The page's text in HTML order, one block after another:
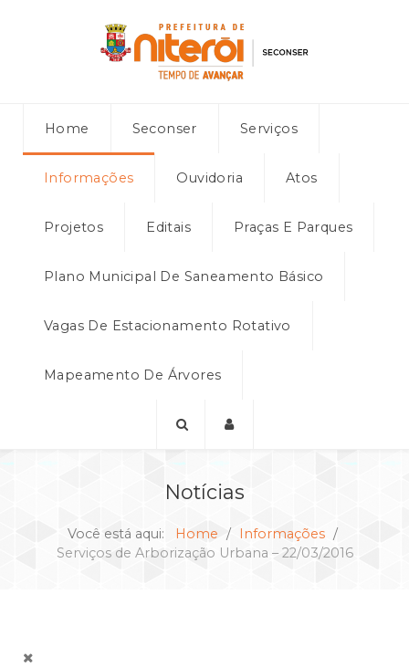
Home Seconser Serviços
Informações Ouvidoria Atos
Projetos Editais Praças E Parques
Plano Municipal De Saneamento Básico
Vagas De Estacionamento Rotativo
Mapeamento De Árvores
Notícias
Você está aqui: Home
Informações
Serviços de Arborização Urbana – 22/03/2016